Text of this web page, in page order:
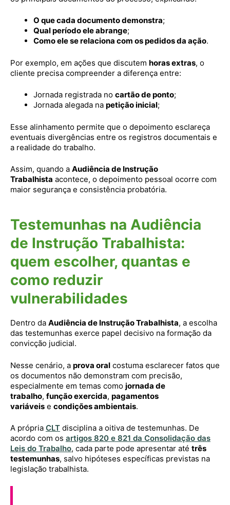
O que cada documento demonstra;
Qual período ele abrange;
Como ele se relaciona com os pedidos da ação.
Por exemplo, em ações que discutem horas extras, o
cliente precisa compreender a diferença entre:
Jornada registrada no cartão de ponto;
Jornada alegada na petição inicial;
Esse alinhamento permite que o depoimento esclareça
eventuais divergências entre os registros documentais e
a realidade do trabalho.
Assim, quando a Audiência de Instrução
Trabalhista acontece, o depoimento pessoal ocorre com
maior segurança e consistência probatória.
Testemunhas na Audiência
de Instrução Trabalhista:
quem escolher, quantas e
como reduzir
vulnerabilidades
Dentro da Audiência de Instrução Trabalhista, a escolha
das testemunhas exerce papel decisivo na formação da
convicção judicial.
Nesse cenário, a prova oral costuma esclarecer fatos que
os documentos não demonstram com precisão,
especialmente em temas como jornada de
trabalho, função exercida, pagamentos
variáveis e condições ambientais.
A própria CLT disciplina a oitiva de testemunhas. De
acordo com os artigos 820 e 821 da Consolidação das
Leis do Trabalho, cada parte pode apresentar até três
testemunhas, salvo hipóteses específicas previstas na
legislação trabalhista.